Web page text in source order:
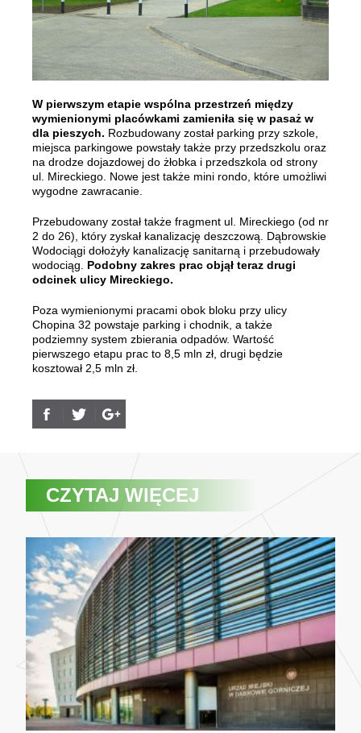
W pierwszym etapie wspólna przestrzeń między
wymienionymi placówkami zamieniła się w pasaż w
dla pieszych. Rozbudowany został parking przy szkole,
miejsca parkingowe powstały także przy przedszkolu oraz
na drodze dojazdowej do żłobka i przedszkola od strony
ul. Mireckiego. Nowe jest także mini rondo, które umożliwi
wygodne zawracanie.
Przebudowany został także fragment ul. Mireckiego (od nr
2 do 26), który zyskał kanalizację deszczową. Dąbrowskie
Wodociągi dołożyły kanalizację sanitarną i przebudowały
wodociąg. Podobny zakres prac objął teraz drugi
odcinek ulicy Mireckiego.
Poza wymienionymi pracami obok bloku przy ulicy
Chopina 32 powstaje parking i chodnik, a także
podziemny system zbierania odpadów. Wartość
pierwszego etapu prac to 8,5 mln zł, drugi będzie
kosztował 2,5 mln zł.
CZYTAJ WIĘCEJ